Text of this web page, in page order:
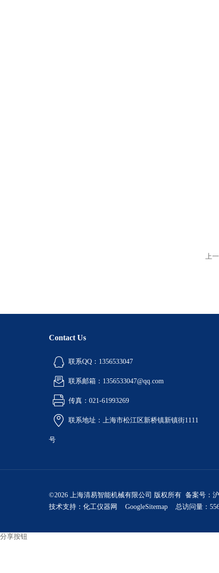
上
Contact Us
联系QQ：1356533047
联系邮箱：1356533047@qq.com
传真：021-61993269
联系地址：上海市松江区新桥镇新镇街1111
号
©2026 上海清易智能机械有限公司 版权所有 备案号：
技术支持： 化工仪器网 GoogleSitemap 总访问量：
分享按钮